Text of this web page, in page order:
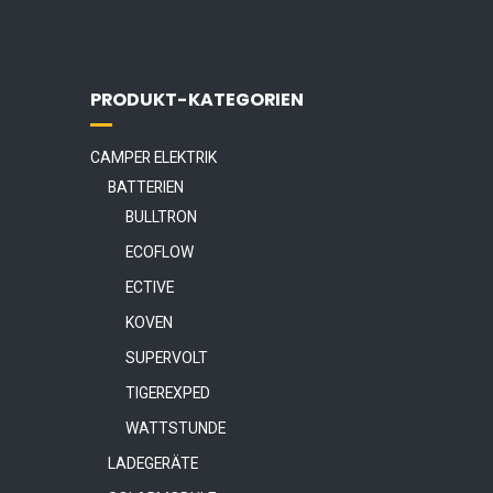
PRODUKT-KATEGORIEN
CAMPER ELEKTRIK
BATTERIEN
BULLTRON
ECOFLOW
ECTIVE
KOVEN
SUPERVOLT
TIGEREXPED
WATTSTUNDE
LADEGERÄTE